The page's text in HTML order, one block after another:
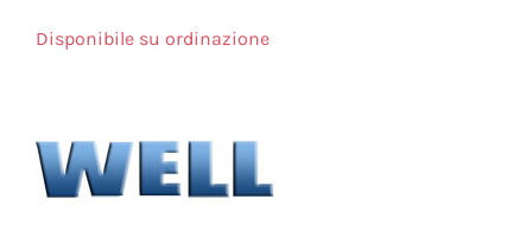
Disponibile su ordinazione